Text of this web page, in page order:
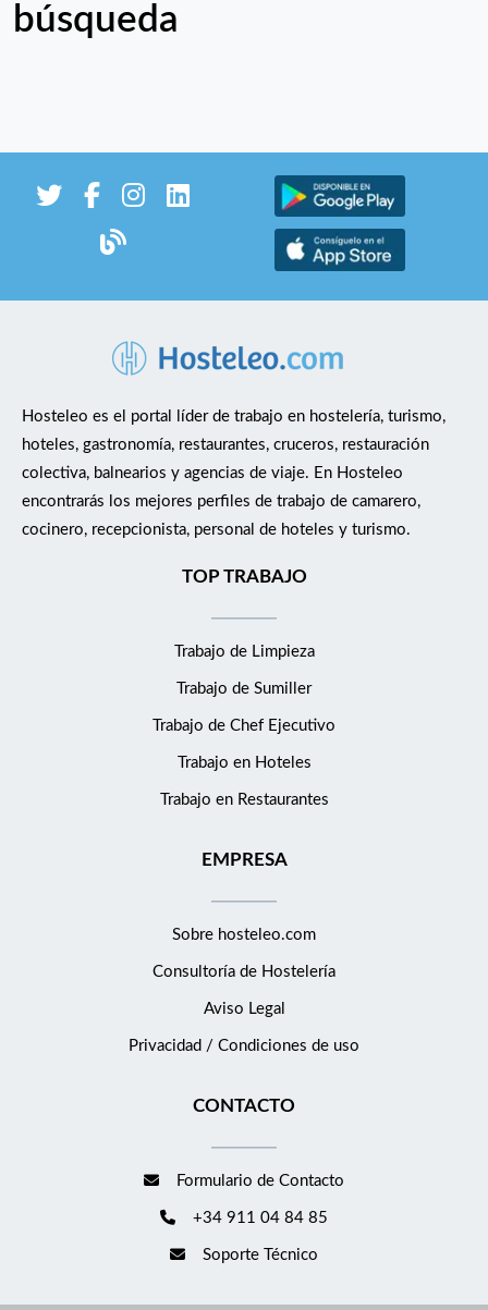
búsqueda
Hosteleo es el portal líder de trabajo en hostelería, turismo,
hoteles, gastronomía, restaurantes, cruceros, restauración
colectiva, balnearios y agencias de viaje. En Hosteleo
encontrarás los mejores perfiles de trabajo de camarero,
cocinero, recepcionista, personal de hoteles y turismo.
TOP TRABAJO
Trabajo de Limpieza
Trabajo de Sumiller
Trabajo de Chef Ejecutivo
Trabajo en Hoteles
Trabajo en Restaurantes
EMPRESA
Sobre hosteleo.com
Consultoría de Hostelería
Aviso Legal
Privacidad / Condiciones de uso
CONTACTO
Formulario de Contacto
+34 911 04 84 85
Soporte Técnico